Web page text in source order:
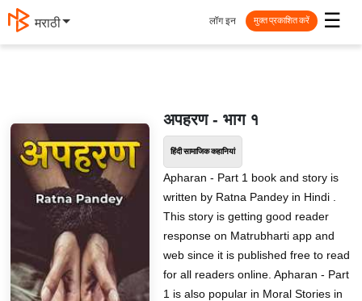
मराठी ☰
लॉग इन मुक्त प्रकाशित करें
अपहरण - भाग १
हिंदी सामाजिक कहानियां
Apharan - Part 1 book and story is
written by Ratna Pandey in Hindi .
This story is getting good reader
response on Matrubharti app and
web since it is published free to read
for all readers online. Apharan - Part
1 is also popular in Moral Stories in